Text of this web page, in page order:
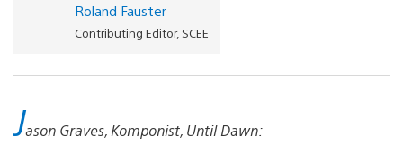
Roland Fauster
Contributing Editor, SCEE
Jason Graves, Komponist, Until Dawn: